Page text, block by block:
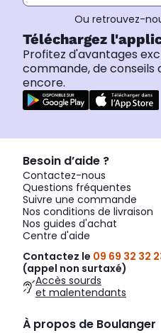
Ou retrouvez-
Téléchargez
Profitez d'avantages
commande, de conseils
encore.
Besoin d’aide ?
Contactez-nous
Questions fréquentes
Suivre une commande
Nos conditions de livraison
Nos guides d'achat
Centre d'aide
Contactez le 09 69 32 32
(appel non surtaxé)
Accès sourds
et malentendants
À propos de Boulanger